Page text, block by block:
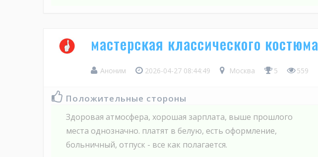
мастерская классического костюма
Аноним 2026-04-27 08:44:49 Москва 5 559
Положительные стороны
Здоровая атмосфера, хорошая зарплата, выше прошлого
места однозначно. платят в белую, есть оформление,
больничный, отпуск - все как полагается.